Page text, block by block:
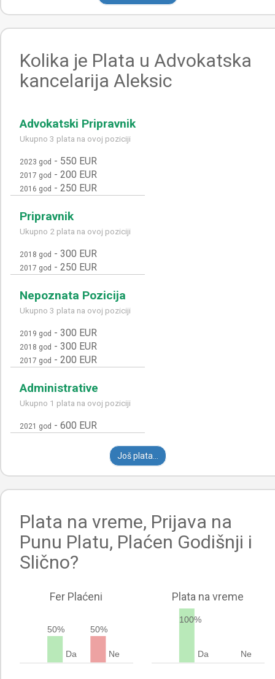
Kolika je Plata u Advokatska
kancelarija Aleksic
Advokatski Pripravnik
Ukupno 3 plata na ovoj poziciji
2023 god - 550 EUR
2017 god - 200 EUR
2016 god - 250 EUR
Pripravnik
Ukupno 2 plata na ovoj poziciji
2018 god - 300 EUR
2017 god - 250 EUR
Nepoznata Pozicija
Ukupno 3 plata na ovoj poziciji
2019 god - 300 EUR
2018 god - 300 EUR
2017 god - 200 EUR
Administrative
Ukupno 1 plata na ovoj poziciji
2021 god - 600 EUR
Još plata...
Plata na vreme, Prijava na
Punu Platu, Plaćen Godišnji i
Slično?
Fer Plaćeni
50%
Da
50%
Ne
Plata na vreme
100%
Da Ne